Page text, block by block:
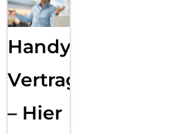
Handy
Vertragsabwicklung
– Hier